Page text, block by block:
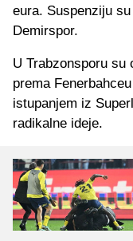
eura. Suspenziju
Demirspor.
U Trabzonsporu
prema
istupanjem iz
radikalne ideje.